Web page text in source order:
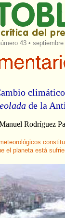
43• septiembre
climático
de la
Rodríguez
el planeta está